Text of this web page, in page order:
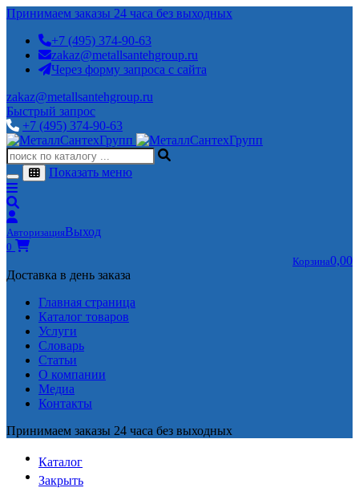
Принимаем заказы 24 часа без выходных
+7 (495) 374-90-63
zakaz@metallsantehgroup.ru
Через форму запроса с сайта
zakaz@metallsantehgroup.ru
Быстрый запрос
+7 (495) 374-90-63
Показать меню
АвторизацияВыход
0
Корзина0,00
Доставка в день заказа
Главная страница
Каталог товаров
Услуги
Словарь
Статьи
О компании
Медиа
Контакты
Принимаем заказы 24 часа без выходных
Каталог
Закрыть